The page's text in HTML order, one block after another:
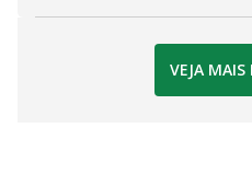
VEJA